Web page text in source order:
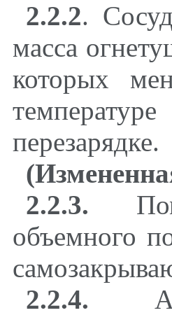
2.2.2.
масса
которых
перезарядке.
2.2.3.
объемного
2.2.4.